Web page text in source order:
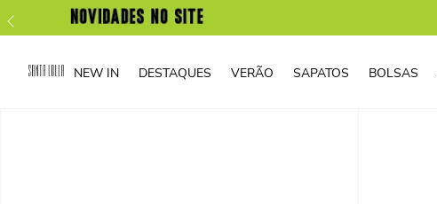
NEW IN DESTAQUES VERÃO SAPATOS BOLSAS